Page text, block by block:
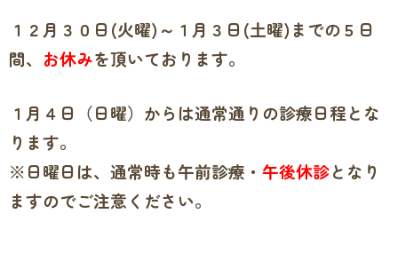
１２月３０日(火曜)～１月３日(土曜)までの５日
間、 お休みを頂いております。
１月４日（日曜）からは通常通りの診療日程とな
ります。
※日曜日は、通常時も午前診療・ 午後休診となり
ますのでご注意ください。